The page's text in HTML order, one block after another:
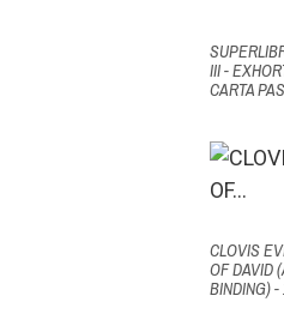
III -
CARTA
CLOVIS
OF DAVID
BINDING) -